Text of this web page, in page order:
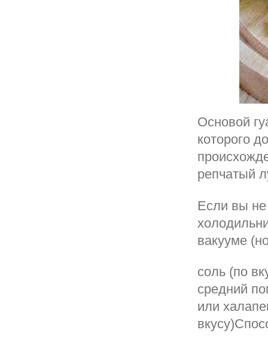
Основой
которого
репчатый
Если вы не
вакууме
соль (по
средний
или